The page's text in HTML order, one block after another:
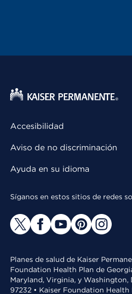
Accesibilidad
Aviso de no discriminación
Ayuda en su idioma
Síganos en estos sitios de redes
Planes de salud de Kaiser
Foundation Health Plan de
Maryland, Virginia, y Washington,
97232 • Kaiser Foundation